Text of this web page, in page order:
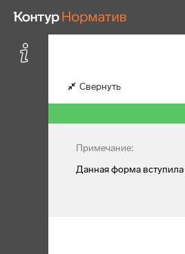
Свернуть
Примечание:
Данная форма